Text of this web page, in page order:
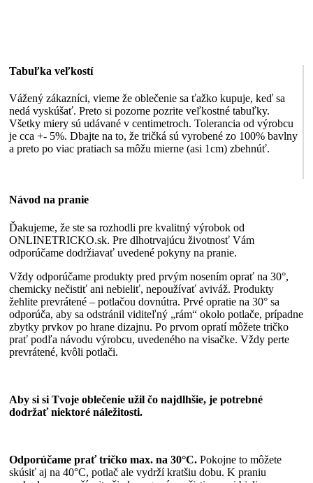
Tabuľka veľkostí
Vážený zákazníci, vieme že oblečenie sa ťažko kupuje, keď sa
nedá vyskúšať. Preto si pozorne pozrite veľkostné tabuľky.
Všetky miery sú udávané v centimetroch. Tolerancia od výrobcu
je cca +- 5%. Dbajte na to, že tričká sú vyrobené zo 100% bavlny
a preto po viac pratiach sa môžu mierne (asi 1cm) zbehnúť.
Návod na pranie
Ďakujeme, že ste sa rozhodli pre kvalitný výrobok od
ONLINETRICKO.sk. Pre dlhotrvajúcu životnosť Vám
odporúčame dodržiavať uvedené pokyny na pranie.
Vždy odporúčame produkty pred prvým nosením oprať na 30°,
chemicky nečistiť ani nebieliť, nepoužívať aviváž. Produkty
žehlite prevrátené – potlačou dovnútra. Prvé opratie na 30° sa
odporúča, aby sa odstránil viditeľný „rám“ okolo potlače, prípadne
zbytky prvkov po hrane dizajnu. Po prvom opratí môžete tričko
prať podľa návodu výrobcu, uvedeného na visačke. Vždy perte
prevrátené, kvôli potlači.
Aby si si Tvoje oblečenie užil čo najdlhšie, je potrebné
dodržať niektoré náležitosti.
Odporúčame prať tričko max. na 30°C. Pokojne to môžete
skúsiť aj na 40°C, potlač ale vydrží kratšiu dobu. K praniu